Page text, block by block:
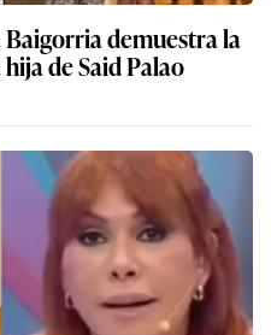
Baigorria demuestra la
de Said Palao